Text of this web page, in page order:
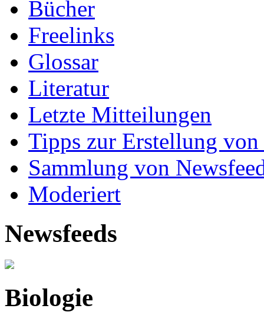
Bücher
Freelinks
Glossar
Literatur
Letzte Mitteilungen
Tipps zur Erstellung
Sammlung von
Moderiert
Newsfeeds
Biologie